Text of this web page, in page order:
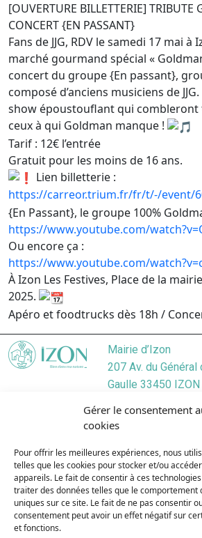
Gérer le consentement
cookies
Pour offrir les meilleures expériences, nous
telles que les cookies pour stocker et/ou
appareils. Le fait de consentir à ces
traiter des données telles que le comportement
uniques sur ce site. Le fait de ne pas consentir
consentement peut avoir un effet négatif sur
et fonctions.
[OUVERTURE BILLETTERIE] TRIBUTE
CONCERT {EN PASSANT}
Fans de JJG, RDV le samedi 17 mai à
marché gourmand spécial «
concert du groupe {En passant},
composé d’anciens musiciens de
show époustouflant qui combleront
ceux à qui Goldman manque !
Tarif : 12€ l’entrée
Gratuit pour les moins de 16 ans.
Lien billetterie :
https://carreor.trium.fr/fr/t/-/event/
{En Passant}, le groupe 100%
https://www.youtube.com/
Ou encore ça :
https://www.youtube.com/
À Izon Les Festives, Place de la
2025.
Apéro et foodtrucks dès 18h /
Mairie d’Izon
207 Av. du Général
Gaulle 33450 IZON
05 57 55 45 46
Lundi/ 9:00–12:30, 13:30–17:30
Mardi/ 9:00–12:3O, 13:3O–19:00
Mercredi/ 9:00–12:30, 13:30–17:30
Jeudi/ 9:00–12:30, 13:30–17:30
Vendredi/ 9:00–12:30, 13:30–17:30